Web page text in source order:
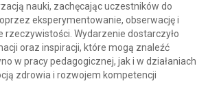
nauki, zachęcając uczestników do
eksperymentowanie, obserwację i
rzeczywistości. Wydarzenie dostarczyło
oraz inspiracji, które mogą znaleźć
w pracy pedagogicznej, jak i w działaniach
zdrowia i rozwojem kompetencji